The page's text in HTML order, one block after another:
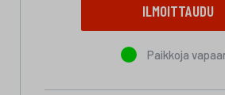
ILMOITTAUDU
Paikkoja